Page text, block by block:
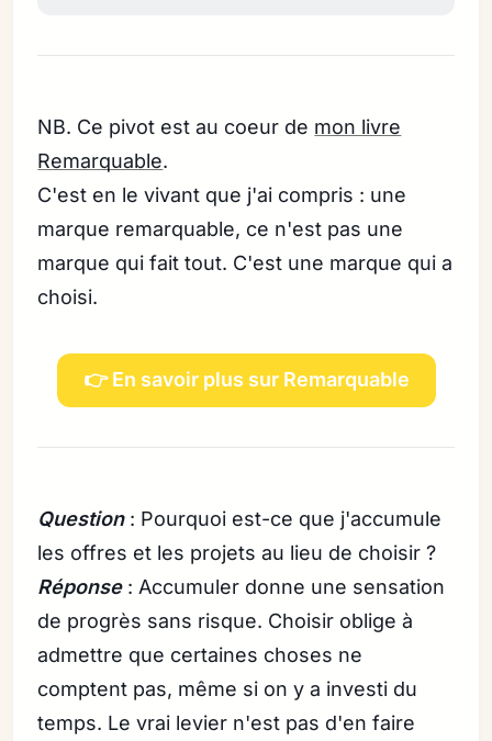
NB. Ce pivot est au coeur de mon livre
Remarquable.
C'est en le vivant que j'ai compris : une
marque remarquable, ce n'est pas une
marque qui fait tout. C'est une marque qui a
choisi.
👉 En savoir plus sur Remarquable
Question : Pourquoi est-ce que j'accumule
les offres et les projets au lieu de choisir ?
Réponse: Accumuler donne une sensation
de progrès sans risque. Choisir oblige à
admettre que certaines choses ne
comptent pas, même si on y a investi du
temps. Le vrai levier n'est pas d'en faire